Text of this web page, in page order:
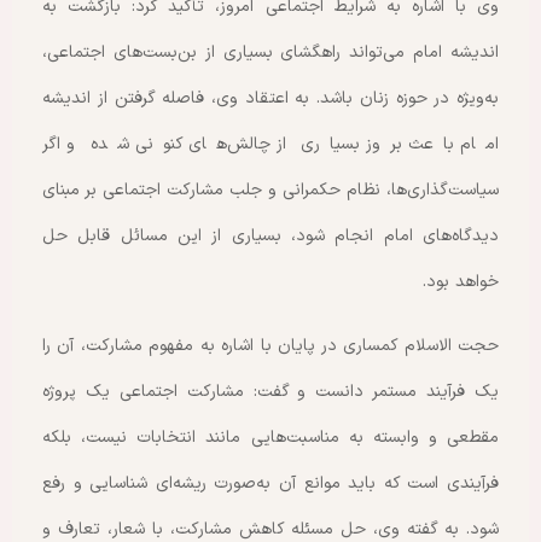
وی با اشاره به شرایط اجتماعی امروز، تأکید کرد: بازگشت به
اندیشه امام می‌تواند راهگشای بسیاری از بن‌بست‌های اجتماعی،
به‌ویژه در حوزه زنان باشد. به اعتقاد وی، فاصله گرفتن از اندیشه
امام باعث بروز بسیاری از چالش‌های کنونی شده و اگر
سیاست‌گذاری‌ها، نظام حکمرانی و جلب مشارکت اجتماعی بر مبنای
دیدگاه‌های امام انجام شود، بسیاری از این مسائل قابل حل
خواهد بود.
حجت الاسلام کمساری در پایان با اشاره به مفهوم مشارکت، آن را
یک فرآیند مستمر دانست و گفت: مشارکت اجتماعی یک پروژه
مقطعی و وابسته به مناسبت‌هایی مانند انتخابات نیست، بلکه
فرآیندی است که باید موانع آن به‌صورت ریشه‌ای شناسایی و رفع
شود. به گفته وی، حل مسئله کاهش مشارکت، با شعار، تعارف و